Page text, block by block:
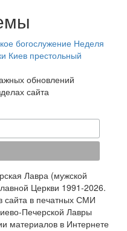
богослужение Неделя
Киев престольный
обновлений
сайта
Лавра (мужской
Церкви 1991-2026.
сайта в печатных СМИ
Печерской Лавры
материалов в Интернете